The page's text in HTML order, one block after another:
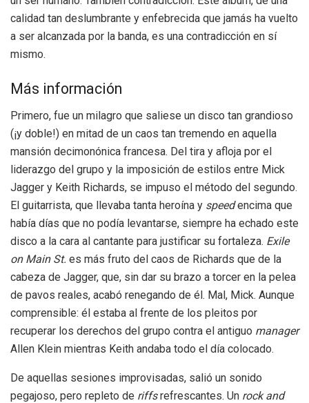
calidad tan deslumbrante y enfebrecida que jamás ha vuelto
a ser alcanzada por la banda, es una contradicción en sí
mismo.
Más información
Primero, fue un milagro que saliese un disco tan grandioso
(¡y doble!) en mitad de un caos tan tremendo en aquella
mansión decimonónica francesa. Del tira y afloja por el
liderazgo del grupo y la imposición de estilos entre Mick
Jagger y Keith Richards, se impuso el método del segundo.
El guitarrista, que llevaba tanta heroína y speedencima que
había días que no podía levantarse, siempre ha echado este
disco a la cara al cantante para justificar su fortaleza. Exile
on Main St. es más fruto del caos de Richards que de la
cabeza de Jagger, que, sin dar su brazo a torcer en la pelea
de pavos reales, acabó renegando de él. Mal, Mick. Aunque
comprensible: él estaba al frente de los pleitos por
recuperar los derechos del grupo contra el antiguo manager
Allen Klein mientras Keith andaba todo el día colocado.
De aquellas sesiones improvisadas, salió un sonido
pegajoso, pero repleto de riffsrefrescantes. Un rock and